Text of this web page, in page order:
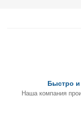
Быстро и
Наша компания